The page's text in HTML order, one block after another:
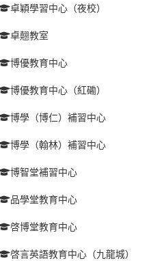
卓穎學習中心（夜校）
卓翹教室
博優教育中心
博優教育中心（紅磡）
博學（博仁）補習中心
博學（翰林）補習中心
博智堂補習中心
品學堂教育中心
啓博堂教育中心
啓言英語教育中心（九龍城）